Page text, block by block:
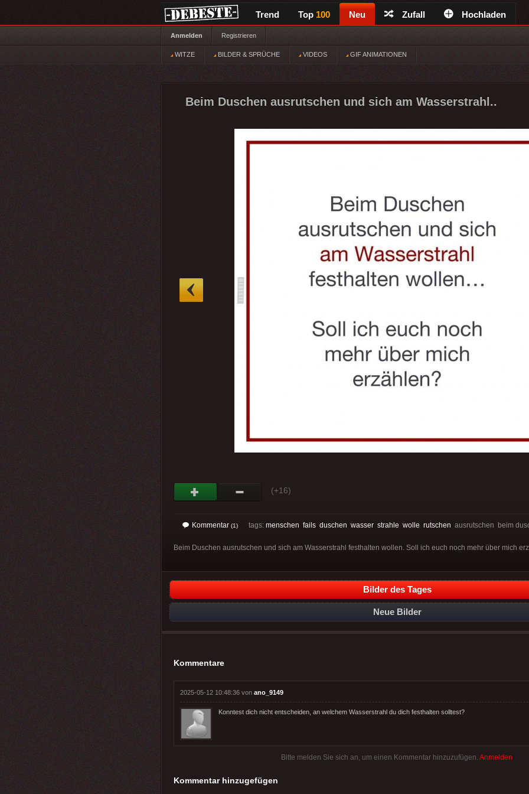
Trend Top 100 Neu Zufall Hochladen
Anmelden Registrieren
WITZE BILDER & SPRÜCHE VIDEOS GIF ANIMATIONEN
Beim Duschen ausrutschen und sich am Wasserstrahl..
(+16)
Kommentar (1) tags: menschen fails duschen wasser strahle wolle rutschen ausrutschen beim
Beim Duschen ausrutschen und sich am Wasserstrahl festhalten wollen. Soll ich euch noch mehr über mich
Bilder des Tages
Neue Bilder
Kommentare
2025-05-12 10:48:36 von ano_9149
Konntest dich nicht entscheiden, an welchem Wasserstrahl du dich festhalten solltest?
Bitte melden Sie sich an, um einen Kommentar hinzuzufügen. Anmelden
Kommentar hinzugefügen